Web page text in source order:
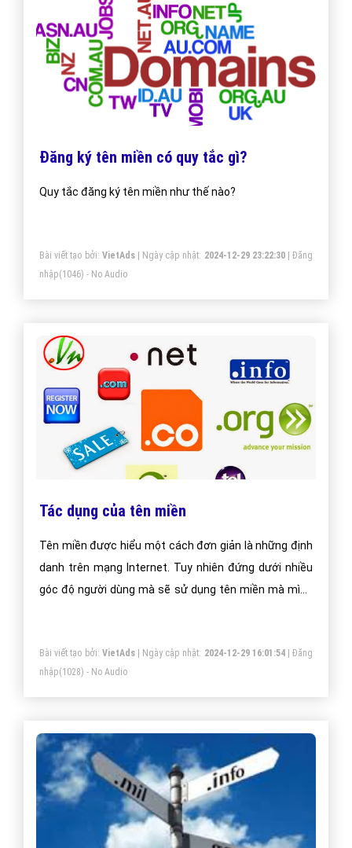
Đăng ký tên miền có quy tắc gì?
Quy tắc đăng ký tên miền như thế nào?
Bài viết tạo bởi: VietAds| Ngày cập nhật: 2024-12-29 23:22:30|Đăng
nhập(1046) - No Audio
Tác dụng của tên miền
Tên miền được hiểu một cách đơn giản là những định
danh trên mạng Internet. Tuy nhiên đứng dưới nhiều
góc độ người dùng mà sẽ sử dụng tên miền mà mình
Bài viết tạo bởi: VietAds| Ngày cập nhật: 2024-12-29 16:01:54|Đăng
nhập(1028) - No Audio